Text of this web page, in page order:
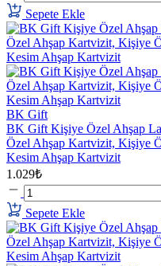
Sepete Ekle
BK Gift
BK Gift Kişiye Özel Ahşap
Özel Ahşap Kartvizit, Kişiye
Kesim Ahşap Kartvizit
1.029₺
Sepete Ekle